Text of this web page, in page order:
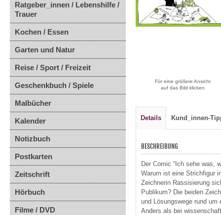
Ratgeber_innen / Lebenshilfe /
Trauer
Kochen / Essen
Garten und Natur
Reise / Sport / Freizeit
Geschenkbuch / Spiele
Malbücher
Kalender
Notizbuch
Postkarten
Zeitschrift
Hörbuch
Filme / DVD
Für eine größere Ansicht
auf das Bild klicken
Details Kund_innen-
BESCHREIBUNG
Der Comic “Ich sehe was,
Warum ist eine Strichfigur
Zeichnerin Rassisierung
Publikum? Die beiden
und Lösungswege rund
Anders als bei